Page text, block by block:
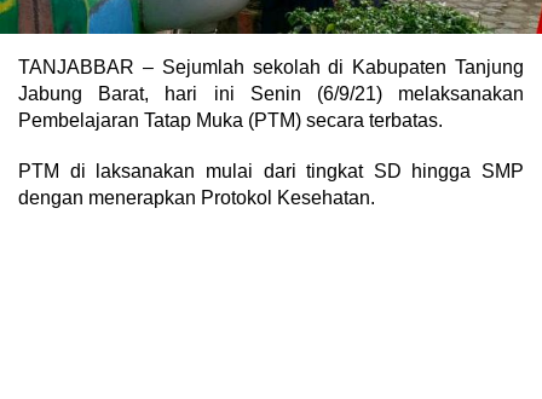
TANJABBAR – Sejumlah sekolah di Kabupaten Tanjung
Jabung Barat, hari ini Senin (6/9/21) melaksanakan
Pembelajaran Tatap Muka (PTM) secara terbatas.
PTM di laksanakan mulai dari tingkat SD hingga SMP
dengan menerapkan Protokol Kesehatan.